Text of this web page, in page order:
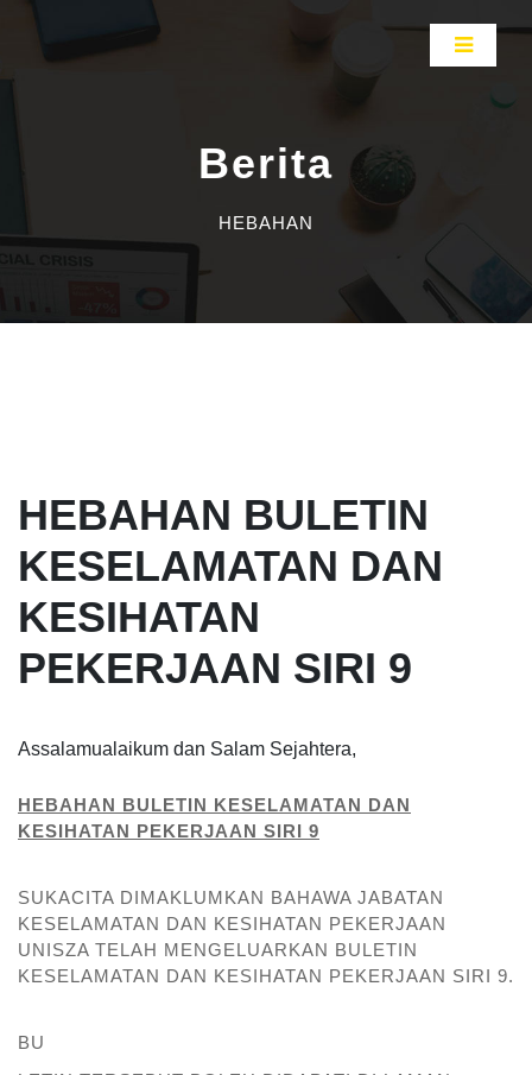
Berita
HEBAHAN
HEBAHAN BULETIN
KESELAMATAN DAN
KESIHATAN
PEKERJAAN SIRI 9
Assalamualaikum dan Salam Sejahtera,
HEBAHAN BULETIN KESELAMATAN DAN
KESIHATAN PEKERJAAN SIRI 9
SUKACITA DIMAKLUMKAN BAHAWA JABATAN
KESELAMATAN DAN KESIHATAN PEKERJAAN
UNISZA TELAH MENGELUARKAN BULETIN
KESELAMATAN DAN KESIHATAN PEKERJAAN SIRI 9.
BU